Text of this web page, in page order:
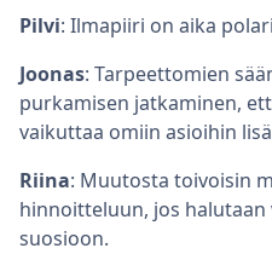
Pilvi: Ilmapiiri on aika
Joonas: Tarpeettomien
purkamisen jatkaminen,
vaikuttaa omiin asioihin
Riina: Muutosta toivoisin
hinnoitteluun, jos
suosioon.